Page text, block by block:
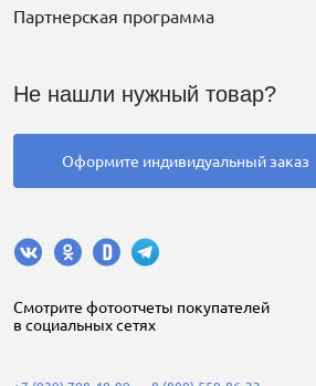
Партнерская программа
Не нашли нужный товар?
Оформите индивидуальный заказ
Cмотрите фотоотчеты покупателей
в социальных сетях